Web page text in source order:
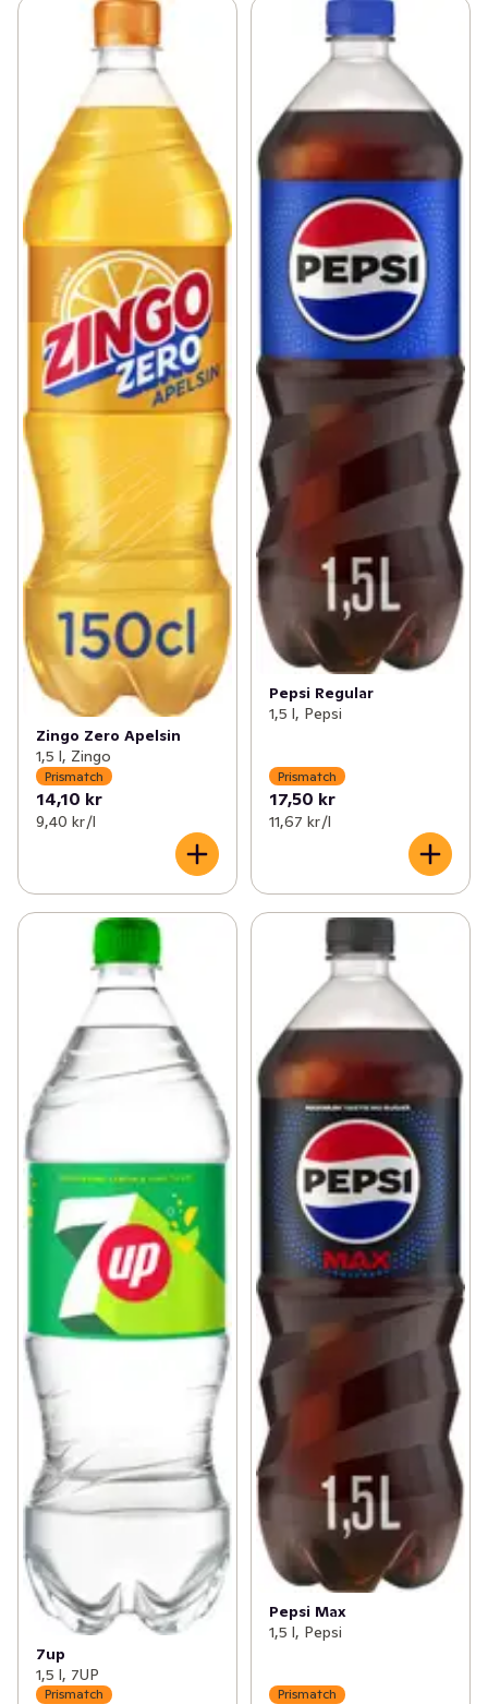
Zingo Zero Apelsin
1,5 l, Zingo
Prismatch
14,10 kr
9,40 kr /l
Pepsi Regular
1,5 l, Pepsi
Prismatch
17,50 kr
11,67 kr /l
7up
1,5 l, 7UP
Prismatch
Pepsi Max
1,5 l, Pepsi
Prismatch